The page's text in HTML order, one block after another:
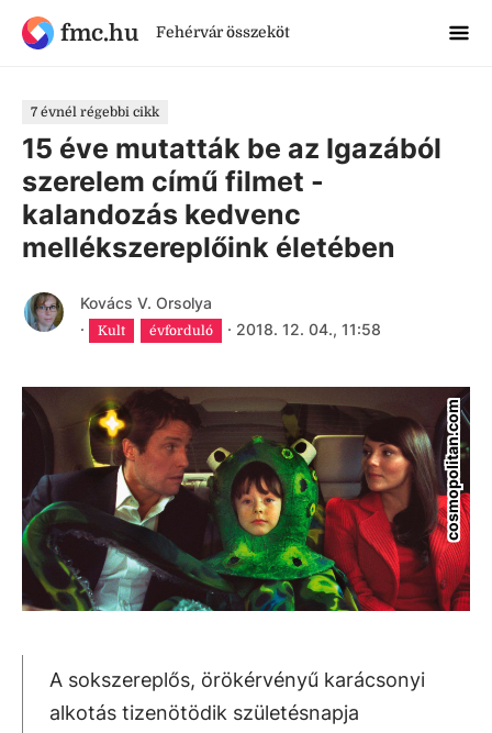
fmc.hu Fehérvár összeköt
7 évnél régebbi cikk
15 éve mutatták be az Igazából
szerelem című filmet -
kalandozás kedvenc
mellékszereplőink életében
Kovács V. Orsolya
·
Kult évforduló · 2018. 12. 04., 11:58
cosmopolitan.com
A sokszereplős, örökérvényű karácsonyi
alkotás tizenötödik születésnapja